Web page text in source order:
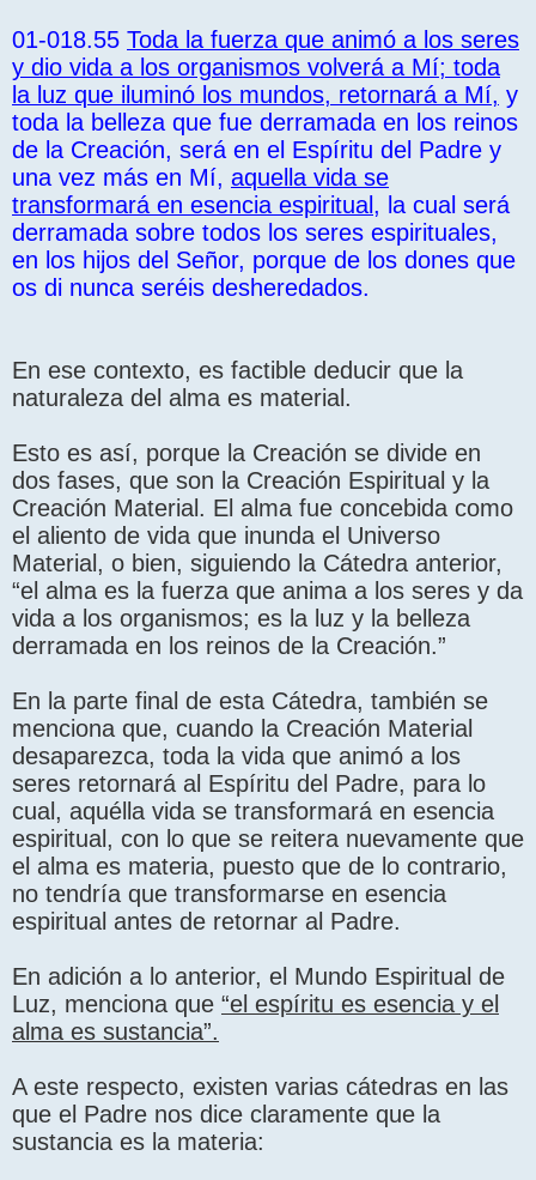
01-018.55 Toda la fuerza que animó a los seres
y dio vida a los organismos volverá a Mí; toda
la luz que iluminó los mundos, retornará a Mí, y
toda la belleza que fue derramada en los reinos
de la Creación, será en el Espíritu del Padre y
una vez más en Mí, aquella vida se
transformará en esencia espiritual , la cual será
derramada sobre todos los seres espirituales,
en los hijos del Señor, porque de los dones que
os di nunca seréis desheredados.
En ese contexto, es factible deducir que la
naturaleza del alma es material.
Esto es así, porque la Creación se divide en
dos fases, que son la Creación Espiritual y la
Creación Material. El alma fue concebida como
el aliento de vida que inunda el Universo
Material, o bien, siguiendo la Cátedra anterior,
“el alma es la fuerza que anima a los seres y da
vida a los organismos; es la luz y la belleza
derramada en los reinos de la Creación.”
En la parte final de esta Cátedra, también se
menciona que, cuando la Creación Material
desaparezca, toda la vida que animó a los
seres retornará al Espíritu del Padre, para lo
cual, aquélla vida se transformará en esencia
espiritual, con lo que se reitera nuevamente que
el alma es materia, puesto que de lo contrario,
no tendría que transformarse en esencia
espiritual antes de retornar al Padre.
En adición a lo anterior, el Mundo Espiritual de
Luz, menciona que “el espíritu es esencia y el
alma es sustancia”.
A este respecto, existen varias cátedras en las
que el Padre nos dice claramente que la
sustancia es la materia: